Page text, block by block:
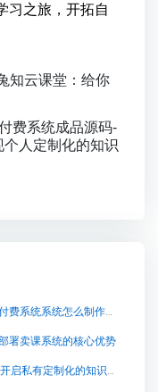
习之旅，开拓自
知云课堂：给你
费系统成品源码-
人定制化的知识
河津知识付费系统【河津知识付费系统知识付费系统系统怎么制作，知识付费系统搭建使用教程】
署卖课系统的核心优势
云之道知识付费系统怎么操作,兔知云课堂：开启私有定制化的知识付费之旅